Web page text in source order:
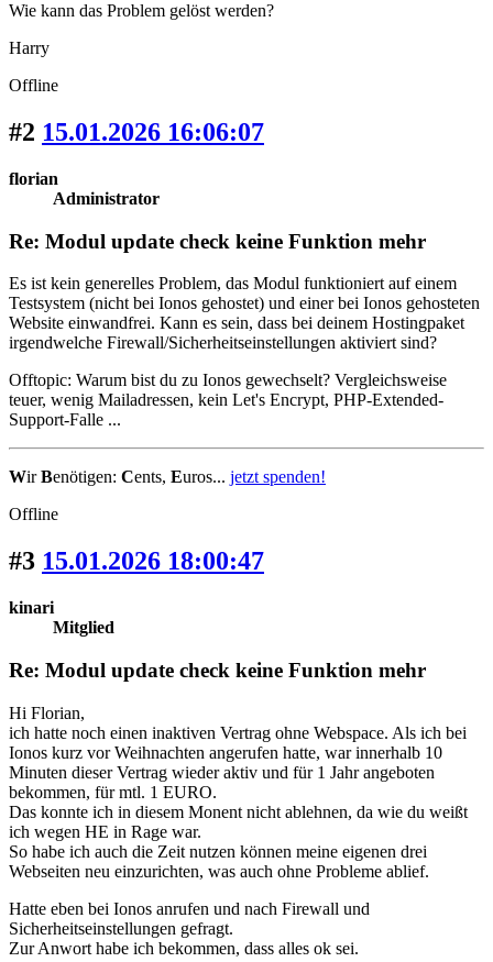
Wie kann das Problem gelöst werden?
Harry
Offline
#2 15.01.2026 16:06:07
florian
Administrator
Re: Modul update check keine Funktion mehr
Es ist kein generelles Problem, das Modul funktioniert auf einem
Testsystem (nicht bei Ionos gehostet) und einer bei Ionos gehosteten
Website einwandfrei. Kann es sein, dass bei deinem Hostingpaket
irgendwelche Firewall/Sicherheitseinstellungen aktiviert sind?
Offtopic: Warum bist du zu Ionos gewechselt? Vergleichsweise
teuer, wenig Mailadressen, kein Let's Encrypt, PHP-Extended-
Support-Falle ...
WirBenötigen: Cents, Euros... jetzt spenden!
Offline
#3 15.01.2026 18:00:47
kinari
Mitglied
Re: Modul update check keine Funktion mehr
Hi Florian,
ich hatte noch einen inaktiven Vertrag ohne Webspace. Als ich bei
Ionos kurz vor Weihnachten angerufen hatte, war innerhalb 10
Minuten dieser Vertrag wieder aktiv und für 1 Jahr angeboten
bekommen, für mtl. 1 EURO.
Das konnte ich in diesem Monent nicht ablehnen, da wie du weißt
ich wegen HE in Rage war.
So habe ich auch die Zeit nutzen können meine eigenen drei
Webseiten neu einzurichten, was auch ohne Probleme ablief.
Hatte eben bei Ionos anrufen und nach Firewall und
Sicherheitseinstellungen gefragt.
Zur Anwort habe ich bekommen, dass alles ok sei.